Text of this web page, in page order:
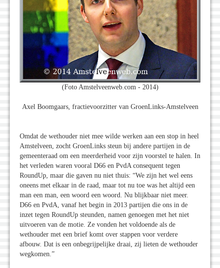
(Foto Amstelveenweb.com - 2014)
Axel Boomgaars, fractievoorzitter van GroenLinks-Amstelveen
Omdat de wethouder niet mee wilde werken aan een stop in heel
Amstelveen, zocht GroenLinks steun bij andere partijen in de
gemeenteraad om een meerderheid voor zijn voorstel te halen. In
het verleden waren vooral D66 en PvdA consequent tegen
RoundUp, maar die gaven nu niet thuis: “We zijn het wel eens
oneens met elkaar in de raad, maar tot nu toe was het altijd een
man een man, een woord een woord. Nu blijkbaar niet meer.
D66 en PvdA, vanaf het begin in 2013 partijen die ons in de
inzet tegen RoundUp steunden, namen genoegen met het niet
uitvoeren van de motie. Ze vonden het voldoende als de
wethouder met een brief komt over stappen voor verdere
afbouw. Dat is een onbegrijpelijke draai, zij lieten de wethouder
wegkomen.”